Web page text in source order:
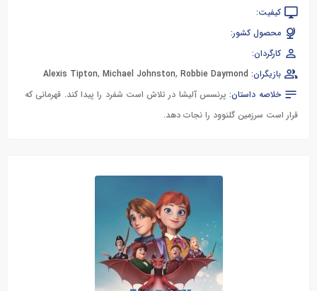
کیفیت:
محصول کشور:
کارگردان:
بازیگران:
Alexis Tipton, Michael Johnston, Robbie Daymond
خلاصه داستان: پرنسس آلیشا در تلاش است شفرد را پیدا کند. قهرمانی که
قرار است سرزمین گلنوود را نجات دهد.